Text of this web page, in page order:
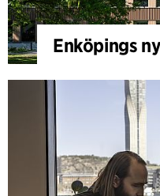
Enköpings